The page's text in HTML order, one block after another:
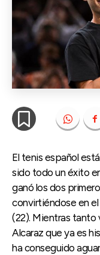
El tenis español
sido todo un éxito
ganó los dos
convirtiéndose en
(22). Mientras tanto
Alcaraz que ya es
ha conseguido